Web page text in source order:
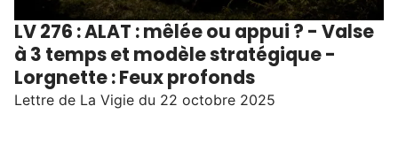
LV 276 : ALAT : mêlée ou appui ? - Valse
à 3 temps et modèle stratégique -
Lorgnette : Feux profonds
Lettre de La Vigie du 22 octobre 2025